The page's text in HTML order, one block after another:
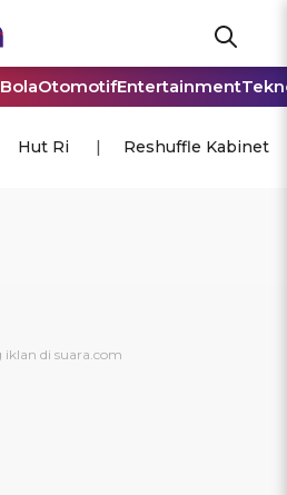
BolaOtomotifEntertainment
Hut Ri Reshuffle Kabinet